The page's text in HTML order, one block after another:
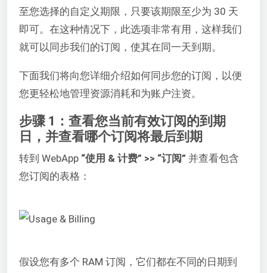
至您选择的自定义期限，只要该期限至少为 30 天
即可。在这种情况下，此选项非常有用，这样我们
就可以同步我们的订阅，使其在同一天到期。
下面我们将向您详细介绍如何同步您的订阅，以便
您更轻松地管理资源消耗和为账户注资。
步骤 1：查看您当前有效订阅的到期
日，并查看哪个订阅将最后到期
转到 WebApp “使用 & 计费” >> “订阅” 并查看包含
您订阅的表格：
假设您有多个 RAM 订阅，它们都在不同的日期到